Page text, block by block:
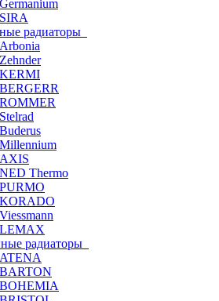
Germanium
SIRA
радиаторы
Arbonia
Zehnder
KERMI
BERGERR
ROMMER
Stelrad
Buderus
Millennium
AXIS
NED Thermo
PURMO
KORADO
Viessmann
LEMAX
радиаторы
ATENA
BARTON
BOHEMIA